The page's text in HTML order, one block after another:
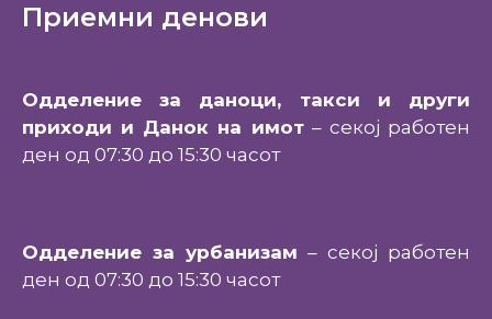
Приемни денови
Одделение за даноци, такси и други
приходи и Данок на имот– секој работен
ден од 07:30 до 15:30 часот
Одделение за урбанизам – секој работен
ден од 07:30 до 15:30 часот